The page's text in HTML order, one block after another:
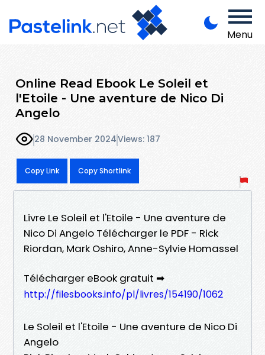
Menu
Online Read Ebook Le Soleil et
l'Etoile - Une aventure de Nico Di
Angelo
28 November 2024Views: 187
Copy Link Copy Shortlink
Livre Le Soleil et l'Etoile - Une aventure de
Nico Di Angelo Télécharger le PDF - Rick
Riordan, Mark Oshiro, Anne-Sylvie Homassel
Télécharger eBook gratuit ➡
http://filesbooks.info/pl/livres/154190/1062
Le Soleil et l'Etoile - Une aventure de Nico Di
Angelo